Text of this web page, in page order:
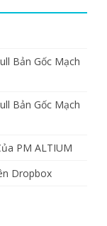
Bản Gốc Mạch
Bản Gốc Mạch
PM ALTIUM
Dropbox